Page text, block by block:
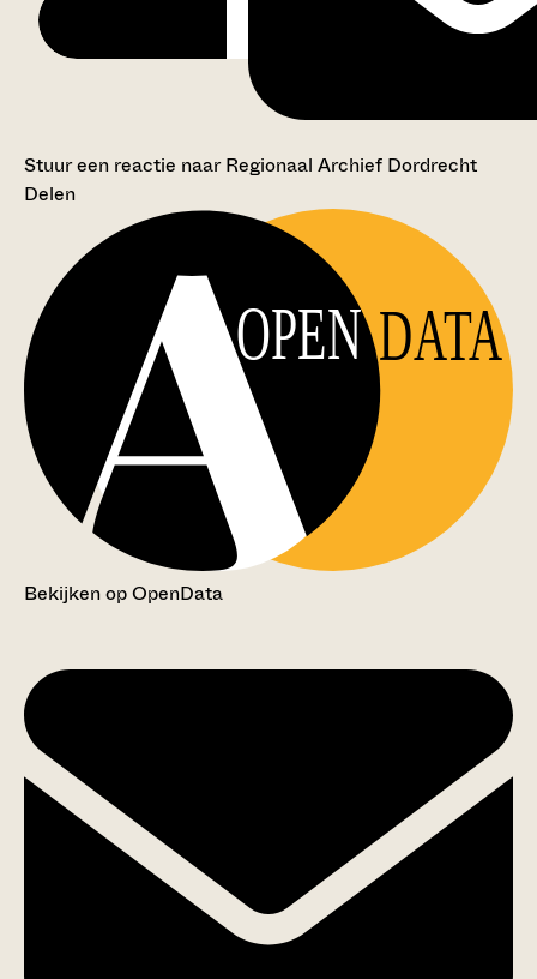
Stuur een reactie naar Regionaal Archief Dordrecht
Delen
OPEN DATA
Bekijken op OpenData